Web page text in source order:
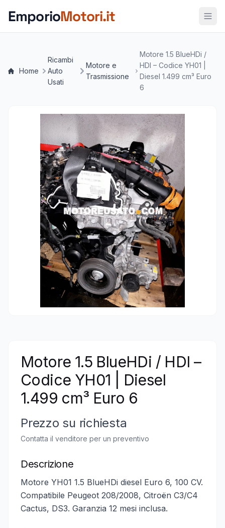
EmporioMotori.it
Home
Ricambi
Auto
Usati
Motore e
Trasmissione
Motore 1.5 BlueHDi /
HDI – Codice YH01 |
Diesel 1.499 cm³ Euro
6
Motore 1.5 BlueHDi / HDI –
Codice YH01 | Diesel
1.499 cm³ Euro 6
Prezzo su richiesta
Contatta il venditore per un preventivo
Descrizione
Motore YH01 1.5 BlueHDi diesel Euro 6, 100 CV.
Compatibile Peugeot 208/2008, Citroën C3/C4
Cactus, DS3. Garanzia 12 mesi inclusa.